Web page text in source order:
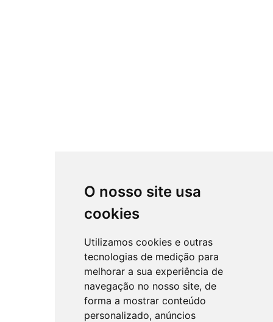
O nosso site usa
cookies
Utilizamos cookies e outras
tecnologias de medição para
melhorar a sua experiência de
navegação no nosso site, de
forma a mostrar conteúdo
personalizado, anúncios